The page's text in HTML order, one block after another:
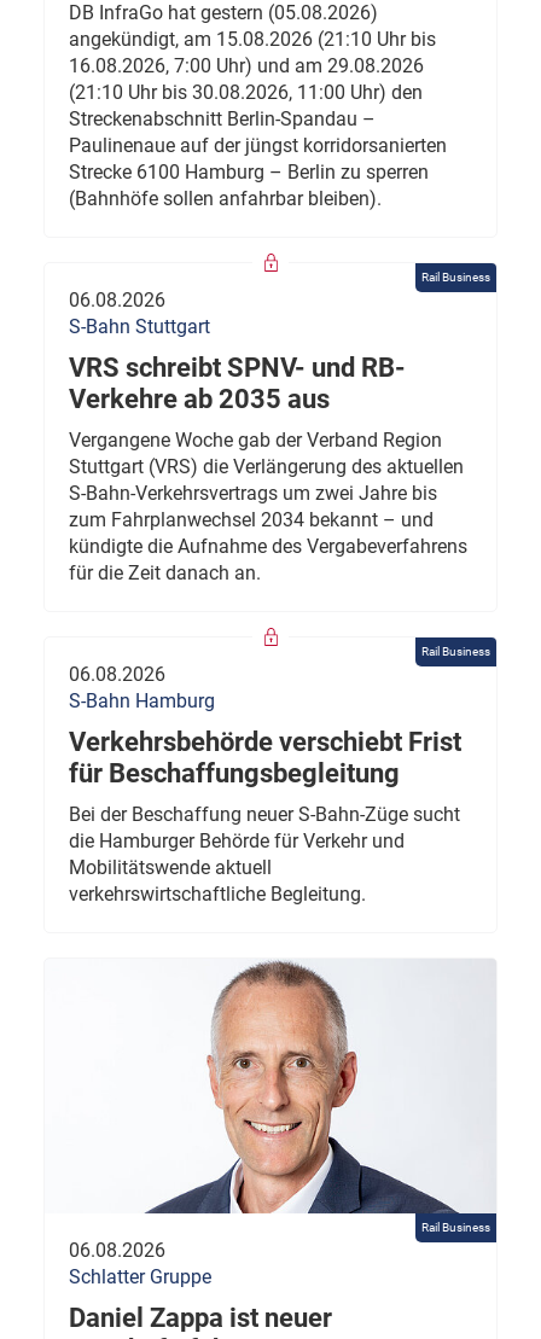
DB InfraGo hat gestern (05.08.2026)
angekündigt, am 15.08.2026 (21:10 Uhr bis
16.08.2026, 7:00 Uhr) und am 29.08.2026
(21:10 Uhr bis 30.08.2026, 11:00 Uhr) den
Streckenabschnitt Berlin-Spandau –
Paulinenaue auf der jüngst korridorsanierten
Strecke 6100 Hamburg – Berlin zu sperren
(Bahnhöfe sollen anfahrbar bleiben).
Rail Business
06.08.2026
S-Bahn Stuttgart
VRS schreibt SPNV- und RB-
Verkehre ab 2035 aus
Vergangene Woche gab der Verband Region
Stuttgart (VRS) die Verlängerung des aktuellen
S-Bahn-Verkehrsvertrags um zwei Jahre bis
zum Fahrplanwechsel 2034 bekannt – und
kündigte die Aufnahme des Vergabeverfahrens
für die Zeit danach an.
Rail Business
06.08.2026
S-Bahn Hamburg
Verkehrsbehörde verschiebt Frist
für Beschaffungsbegleitung
Bei der Beschaffung neuer S-Bahn-Züge sucht
die Hamburger Behörde für Verkehr und
Mobilitätswende aktuell
verkehrswirtschaftliche Begleitung.
Rail Business
06.08.2026
Schlatter Gruppe
Daniel Zappa ist neuer